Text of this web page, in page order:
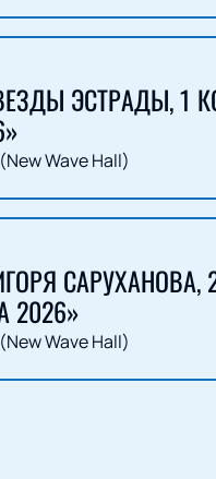
ЭСТРАДЫ, 1
Wave Hall)
САРУХАНОВА,
2026»
Wave Hall)